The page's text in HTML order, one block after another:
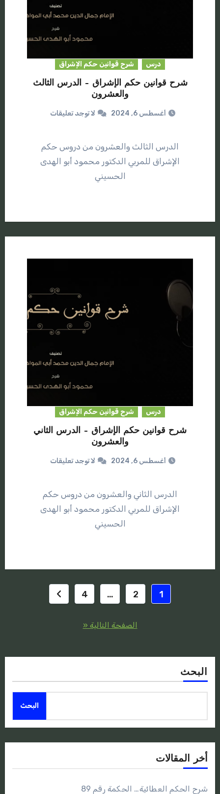
درس شرح قوانين حكم الإشراق
شرح قوانين حكم الإشراق – الدرس الثالث
والعشرون
أغسطس 6, 2024 لا توجد تعليقات
الدرس الثالث والعشرون من دروس حكم
الإشراق للمربي الدكتور محمود أبو الهدى
الحسيني
درس شرح قوانين حكم الإشراق
شرح قوانين حكم الإشراق – الدرس الثاني
والعشرون
أغسطس 6, 2024 لا توجد تعليقات
الدرس الثاني والعشرون من دروس حكم
الإشراق للمربي الدكتور محمود أبو الهدى
الحسيني
1
2
…
4
الصفحة التالية «
البحث
البحث
أخر المقالات
شرح الحكم العطائية… الحكمة رقم 89